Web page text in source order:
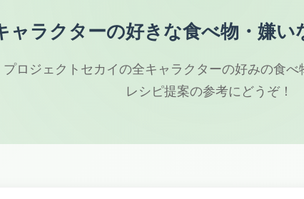
ャラクターの好きな食べ物・嫌い
プロジェクトセカイの全キャラクターの好みの食べ
レシピ提案の参考にどうぞ！